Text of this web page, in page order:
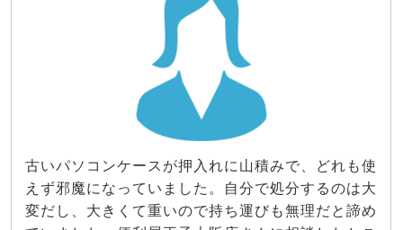
古いパソコンケースが押入れに山積みで、どれも使
えず邪魔になっていました。自分で処分するのは大
変だし、大きくて重いので持ち運びも無理だと諦め